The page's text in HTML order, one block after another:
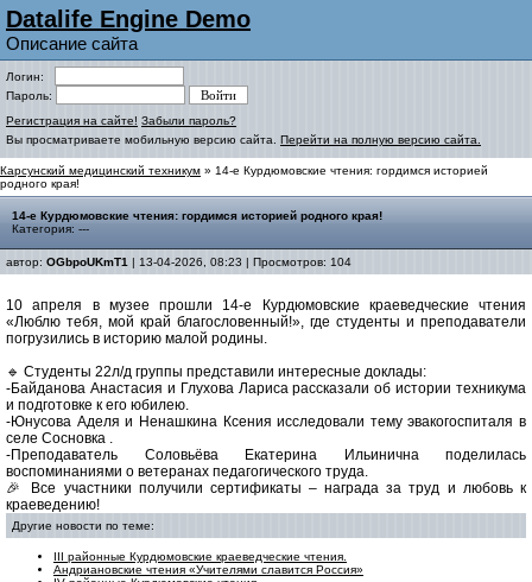
Datalife Engine Demo
Описание сайта
Логин:
Пароль:
Регистрация на сайте! Забыли пароль?
Вы просматриваете мобильную версию сайта. Перейти на полную версию сайта.
Карсунский медицинский техникум » 14-е Курдюмовские чтения: гордимся историей
родного края!
14-е Курдюмовские чтения: гордимся историей родного края!
Категория: ---
автор: OGbpoUKmT1 | 13-04-2026, 08:23 | Просмотров: 104
10 апреля в музее прошли 14-е Курдюмовские краеведческие чтения
«Люблю тебя, мой край благословенный!», где студенты и преподаватели
погрузились в историю малой родины.
🔹 Студенты 22л/д группы представили интересные доклады:
-Байданова Анастасия и Глухова Лариса рассказали об истории техникума
и подготовке к его юбилею.
-Юнусова Аделя и Ненашкина Ксения исследовали тему эвакогоспиталя в
селе Сосновка .
-Преподаватель Соловьёва Екатерина Ильинична поделилась
воспоминаниями о ветеранах педагогического труда.
🎉 Все участники получили сертификаты – награда за труд и любовь к
краеведению!
Другие новости по теме:
III районные Курдюмовские краеведческие чтения.
Андриановские чтения «Учителями славится Россия»